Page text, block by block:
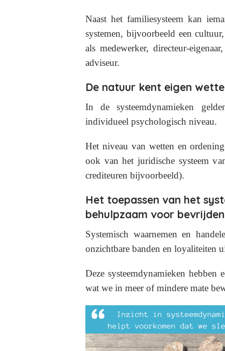
Naast het familiesysteem kan
systemen, bijvoorbeeld een
als medewerker, directeur-
adviseur.
De natuur kent eigen
In de systeemdynamieken
individueel psychologisch niveau.
Het niveau van wetten en
ook van het juridische systeem
crediteuren bijvoorbeeld).
Het toepassen van het
behulpzaam voor
Systemisch waarnemen en
onzichtbare banden en loyaliteiten
Deze systeemdynamieken hebben
wat we in meer of mindere mate